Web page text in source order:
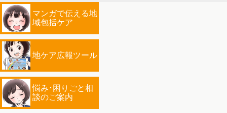
マンガで伝える地
域包括ケア
地ケア広報ツール
悩み･困りごと相
談のご案内